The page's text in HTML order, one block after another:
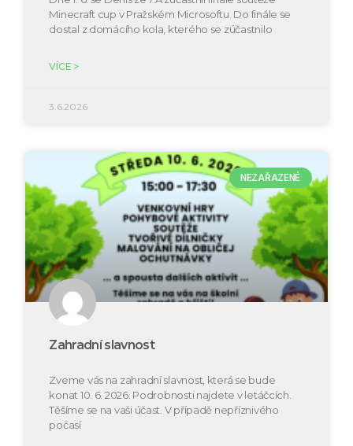
Minecraft cup v Pražském Microsoftu. Do finále se
dostal z domácího kola, kterého se zúčastnilo
VÍCE >
3.6.2026
NEZAŘAZENÉ
Zahradní slavnost
Zveme vás na zahradní slavnost, která se bude
konat 10. 6. 2026. Podrobnosti najdete v letáčcích.
Těšíme se na vaši účast. V případě nepříznivého
počasí